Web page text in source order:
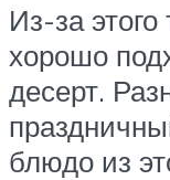
Из-за
хорошо
десерт.
блюдо из